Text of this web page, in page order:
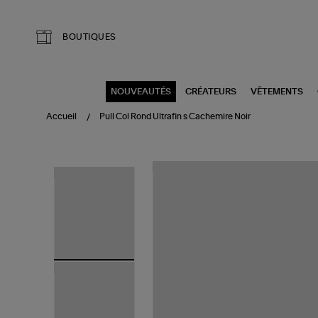
BOUTIQUES
NOUVEAUTÉS CRÉATEURS VÊTEMENTS
Accueil Pull Col Rond Ultrafin s Cachemire Noir